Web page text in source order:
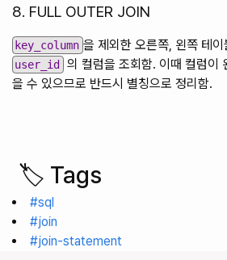
8. FULL OUTER JOIN
key_column 을 제외한 오른쪽, 왼쪽 테
user_id
의 컬럼을 조회함. 이때 컬럼이
을 수 있으므로 반드시 별칭으로 정리함.
🏷️ Tags
#sql
#join
#join-statement